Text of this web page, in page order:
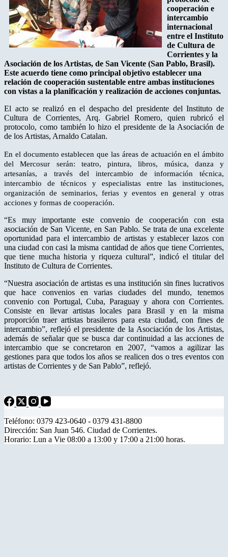
cooperación e
intercambio
internacional
entre el Instituto
de Cultura de
Corrientes y la
Asociación de los Artistas, de San Vicente (San Pablo, Brasil).
Este acuerdo tiene como principal objetivo establecer una
relación de cooperación sustentable entre ambas instituciones
con vistas a la planificación y realización de acciones conjuntas.
El acto se realizó en el despacho del presidente del Instituto de
Cultura de Corrientes, Arq. Gabriel Romero, quien rubricó el
protocolo, como también lo hizo el presidente de la Asociación de
de los Artistas, Arnaldo Catalan.
En el documento establecen que las áreas de actuación en el ámbito
del Mercosur serán: teatro, pintura, libros, música, danza y
artesanías, a través del intercambio de información técnica,
intercambio de técnicos y especialistas entre las instituciones,
organización de seminarios, ferias y eventos en general y otras
acciones y formas de cooperación.
“Es muy importante este convenio de cooperación con esta
asociación de San Vicente, en San Pablo. Se trata de una excelente
oportunidad para el intercambio de artistas y establecer lazos con
una ciudad con casi la misma cantidad de años que tiene Corrientes,
que tiene mucha historia y riqueza cultural”, indicó el titular del
Instituto de Cultura de Corrientes.
“Nuestra asociación de artistas es una institución sin fines lucrativos
que hace convenios en varias ciudades del mundo, tenemos
convenio con Portugal, Cuba, Paraguay y ahora con Corrientes.
Consiste en llevar artistas locales para Brasil y en la misma
proporción traer artistas brasileros para esta ciudad, con fines de
intercambio”, reflejó el presidente de la Asociación de los Artistas,
además de señalar que se busca dar continuidad a las acciones de
intercambio que se concretaron en 2007, “vamos a agilizar las
gestiones para que todos los años se realicen dos o tres eventos con
artistas de Corrientes y de San Pablo”, reflejó.
Teléfono: 0379 423-0640 - 0379 431-8800
Dirección: San Juan 546. Ciudad de Corrientes.
Horario: Lun a Vie 08:00 a 13:00 y 17:00 a 21:00 horas.